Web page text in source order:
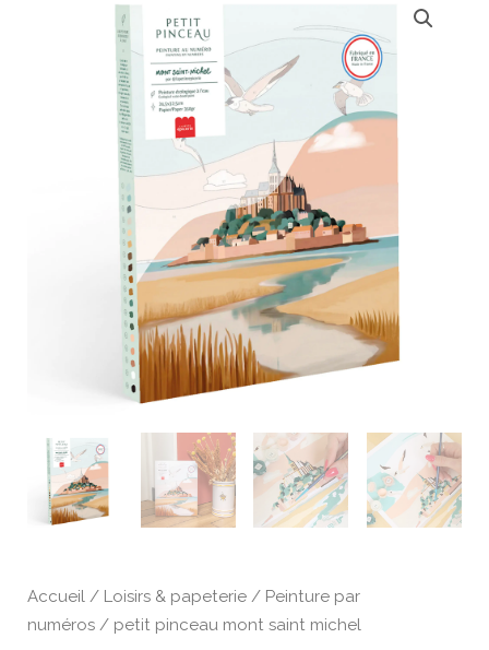
Accueil / Loisirs & papeterie / Peinture par
numéros / petit pinceau mont saint michel